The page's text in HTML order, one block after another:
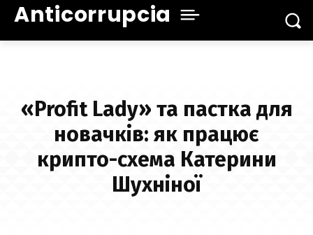
Anticorrupcia
«Profit Lady» та пастка для
новачків: як працює
крипто-схема Катерини
Шухніної